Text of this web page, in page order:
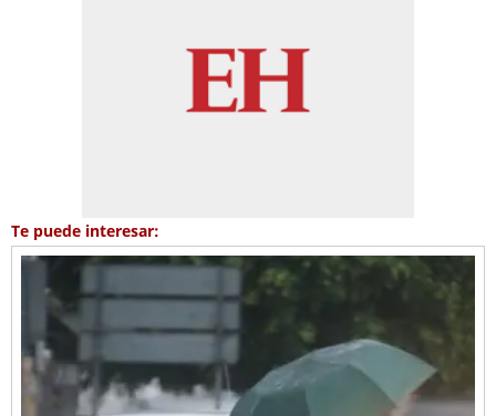
Te puede interesar: